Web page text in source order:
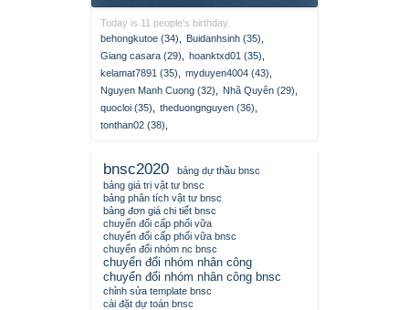
Today is 11 people's birthday.
behongkutoe (34)
Buidanhsinh (35)
Giang casara (29)
hoanktxd01 (35)
kelamat7891 (35)
myduyen4004 (43)
Nguyen Manh Cuong (32)
Nhã Quyên (29)
quocloi (35)
theduongnguyen (36)
tonthan02 (38)
bnsc2020
bảng dự thầu bnsc
bảng giá trị vật tư bnsc
bảng phân tích vật tư bnsc
bảng đơn giá chi tiết bnsc
chuyển đổi cấp phối vữa
chuyển đổi cấp phối vữa bnsc
chuyển đổi nhóm nc bnsc
chuyển đổi nhóm nhân công
chuyển đổi nhóm nhân công bnsc
chỉnh sửa template bnsc
cài đặt dự toán bnsc